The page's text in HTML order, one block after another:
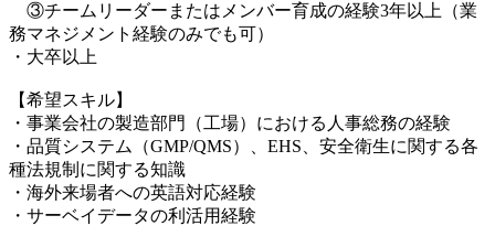
③チームリーダーまたはメンバー育成の経験3年以上（業
務マネジメント経験のみでも可）
・大卒以上
【希望スキル】
・事業会社の製造部門（工場）における人事総務の経験
・品質システム（GMP/QMS）、EHS、安全衛生に関する各
種法規制に関する知識
・海外来場者への英語対応経験
・サーベイデータの利活用経験